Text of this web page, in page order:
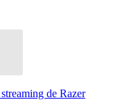
de Razer